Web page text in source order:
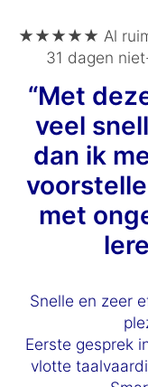
★★★★★ Al ruim
31 dagen
“Met
veel
dan ik
met
Snelle en zeer
Eerste gesprek
vlotte